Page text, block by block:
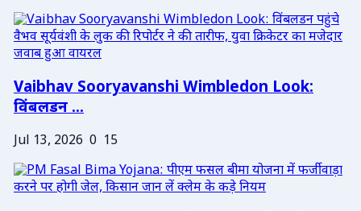
Vaibhav Sooryavanshi Wimbledon Look:
विंबलडन ...
Jul 13, 2026 0 15